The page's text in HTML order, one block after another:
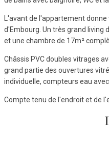
L'avant de l'appartement
d'Embourg. Un très grand living
et une chambre de 17m²
Châssis PVC doubles vitrages
grand partie des ouvertures
individuelle, compteurs eau
Compte tenu de l'endroit et de